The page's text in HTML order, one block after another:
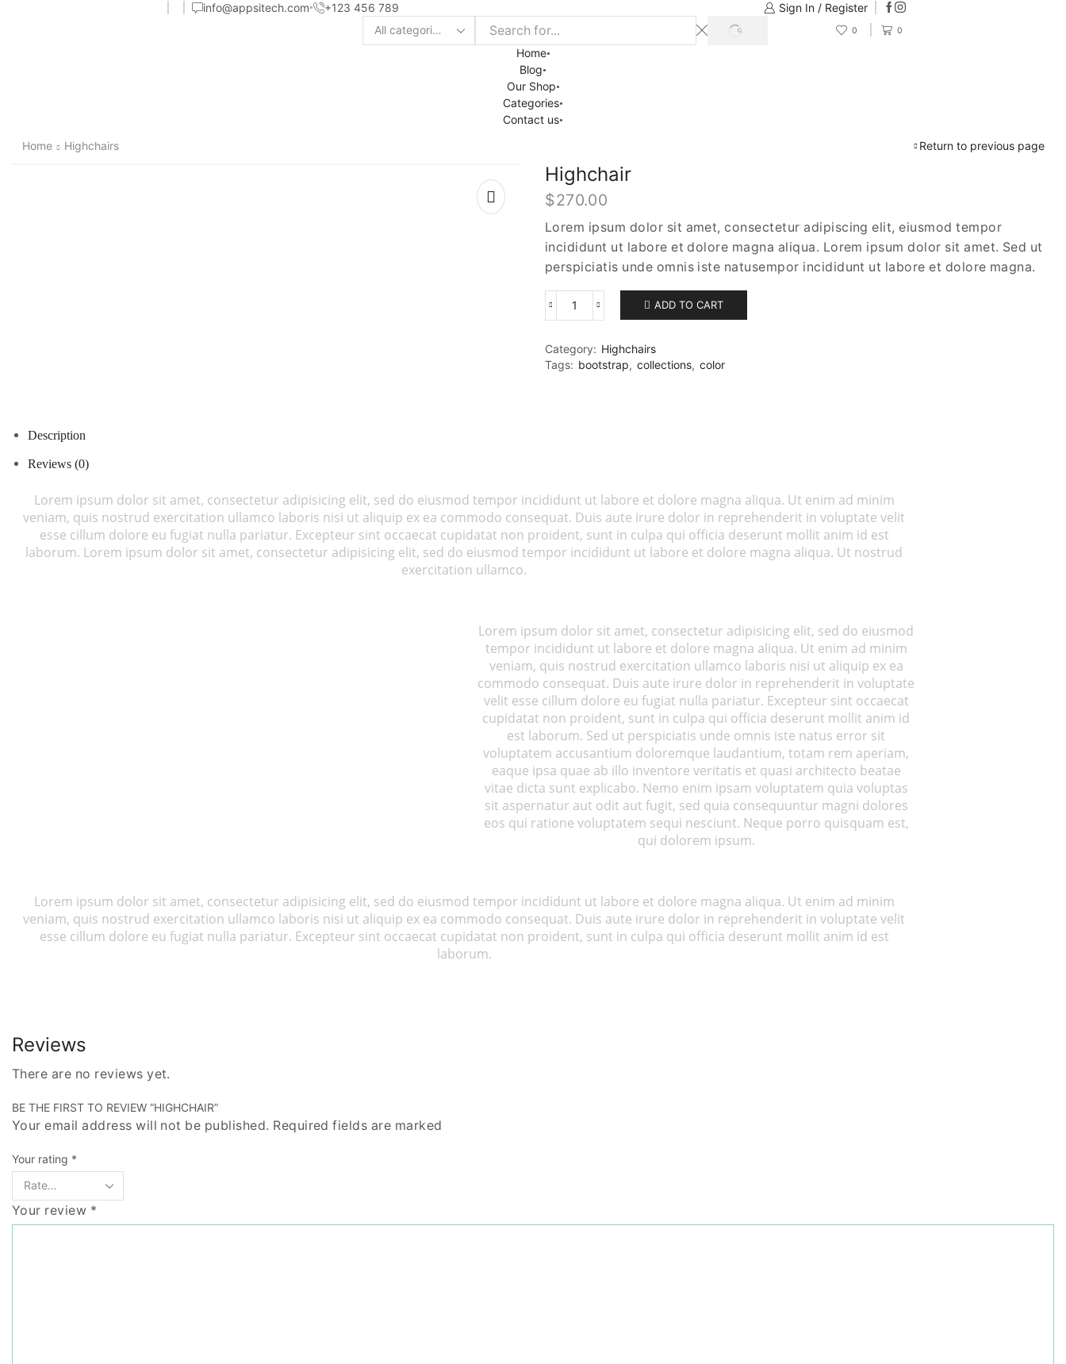
info@appsitech.com +123 456 789 Sign In / Register
0 0
Home
Blog
Our Shop
Categories
Contact us
Home
Highchairs Return to previous page
Highchair
$270.00
Lorem ipsum dolor sit amet, consectetur adipiscing elit, eiusmod tempor
incididunt ut labore et dolore magna aliqua. Lorem ipsum dolor sit amet. Sed ut
perspiciatis unde omnis iste natusempor incididunt ut labore et dolore magna.
ADD TO CART
Category: Highchairs
Tags: bootstrap, collections, color
Description
Reviews (0)
Lorem ipsum dolor sit amet, consectetur adipisicing elit, sed do eiusmod tempor incididunt ut labore et dolore magna aliqua. Ut enim ad minim
veniam, quis nostrud exercitation ullamco laboris nisi ut aliquip ex ea commodo consequat. Duis aute irure dolor in reprehenderit in voluptate velit
esse cillum dolore eu fugiat nulla pariatur. Excepteur sint occaecat cupidatat non proident, sunt in culpa qui officia deserunt mollit anim id est
laborum. Lorem ipsum dolor sit amet, consectetur adipisicing elit, sed do eiusmod tempor incididunt ut labore et dolore magna aliqua. Ut nostrud
exercitation ullamco.
Lorem ipsum dolor sit amet, consectetur adipisicing elit, sed do eiusmod
tempor incididunt ut labore et dolore magna aliqua. Ut enim ad minim
veniam, quis nostrud exercitation ullamco laboris nisi ut aliquip ex ea
commodo consequat. Duis aute irure dolor in reprehenderit in voluptate
velit esse cillum dolore eu fugiat nulla pariatur. Excepteur sint occaecat
cupidatat non proident, sunt in culpa qui officia deserunt mollit anim id
est laborum. Sed ut perspiciatis unde omnis iste natus error sit
voluptatem accusantium doloremque laudantium, totam rem aperiam,
eaque ipsa quae ab illo inventore veritatis et quasi architecto beatae
vitae dicta sunt explicabo. Nemo enim ipsam voluptatem quia voluptas
sit aspernatur aut odit aut fugit, sed quia consequuntur magni dolores
eos qui ratione voluptatem sequi nesciunt. Neque porro quisquam est,
qui dolorem ipsum.
Lorem ipsum dolor sit amet, consectetur adipisicing elit, sed do eiusmod tempor incididunt ut labore et dolore magna aliqua. Ut enim ad minim
veniam, quis nostrud exercitation ullamco laboris nisi ut aliquip ex ea commodo consequat. Duis aute irure dolor in reprehenderit in voluptate velit
esse cillum dolore eu fugiat nulla pariatur. Excepteur sint occaecat cupidatat non proident, sunt in culpa qui officia deserunt mollit anim id est
laborum.
Reviews
There are no reviews yet.
BE THE FIRST TO REVIEW “HIGHCHAIR”
Your email address will not be published. Required fields are marked
Your rating *
Your review *